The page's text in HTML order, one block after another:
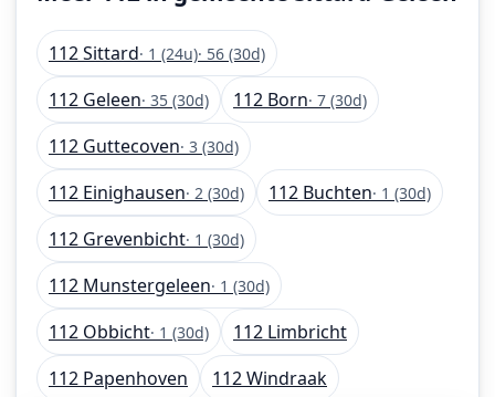
112 Sittard· 1 (24u)· 56 (30d)
112 Geleen· 35 (30d) 112 Born· 7 (30d)
112 Guttecoven· 3 (30d)
112 Einighausen· 2 (30d) 112 Buchten· 1 (30d)
112 Grevenbicht· 1 (30d)
112 Munstergeleen· 1 (30d)
112 Obbicht· 1 (30d)
112 Limbricht
112 Papenhoven
112 Windraak